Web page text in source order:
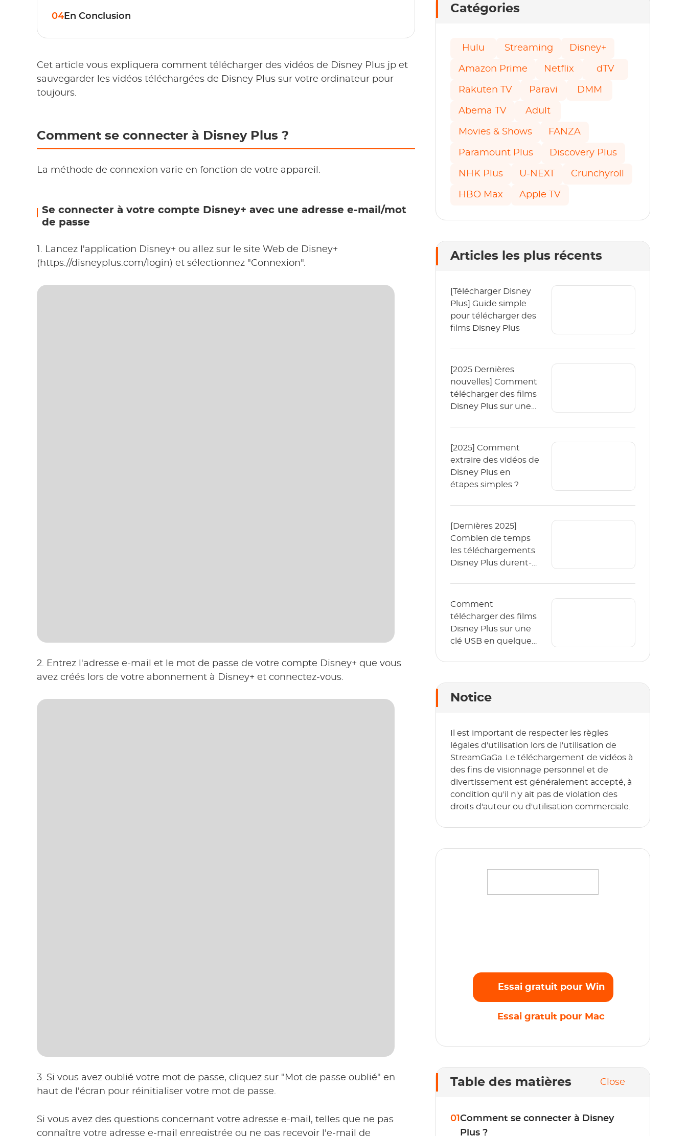
04 En Conclusion
Cet article vous expliquera comment télécharger des vidéos de Disney Plus jp et
sauvegarder les vidéos téléchargées de Disney Plus sur votre ordinateur pour
toujours.
Comment se connecter à Disney Plus ?
La méthode de connexion varie en fonction de votre appareil.
Se connecter à votre compte Disney+ avec une adresse e-mail/mot
de passe
1. Lancez l'application Disney+ ou allez sur le site Web de Disney+
(https://disneyplus.com/login) et sélectionnez "Connexion".
2. Entrez l'adresse e-mail et le mot de passe de votre compte Disney+ que vous
avez créés lors de votre abonnement à Disney+ et connectez-vous.
3. Si vous avez oublié votre mot de passe, cliquez sur "Mot de passe oublié" en
haut de l'écran pour réinitialiser votre mot de passe.
Si vous avez des questions concernant votre adresse e-mail, telles que ne pas
connaître votre adresse e-mail enregistrée ou ne pas recevoir l'e-mail de
Catégories
Hulu Streaming Disney+
Amazon Prime Netflix dTV
Rakuten TV Paravi DMM
Abema TV Adult
Movies & Shows FANZA
Paramount Plus Discovery Plus
NHK Plus U-NEXT Crunchyroll
HBO Max Apple TV
Articles les plus récents
[Télécharger Disney
Plus] Guide simple
pour télécharger des
films Disney Plus
[2025 Dernières
nouvelles] Comment
télécharger des films
Disney Plus sur une
[2025] Comment
extraire des vidéos de
Disney Plus en
étapes simples ?
[Dernières 2025]
Combien de temps
les téléchargements
Disney Plus durent-
Comment
télécharger des films
Disney Plus sur une
clé USB en quelques
Notice
Il est important de respecter les règles
légales d'utilisation lors de l'utilisation de
StreamGaGa. Le téléchargement de vidéos à
des fins de visionnage personnel et de
divertissement est généralement accepté, à
condition qu'il n'y ait pas de violation des
droits d'auteur ou d'utilisation commerciale.
Essai gratuit pour Win
Essai gratuit pour Mac
Table des matières Close
01 Comment se connecter à Disney
Plus ?